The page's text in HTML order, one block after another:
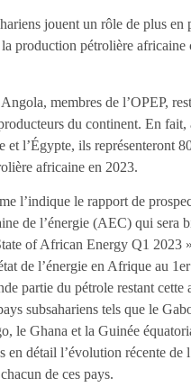
jouent un rôle de plus en
production pétrolière africaine
membres de l’OPEP,
du continent. En fait,
et l’Égypte, ils représenteront
africaine en 2023.
l’indique le rapport de
de l’énergie (AEC) qui sera
of African Energy Q1 2023 »
de l’énergie en Afrique au
partie du pétrole restant cette
subsahariens tels que le
le Ghana et la Guinée
en détail l’évolution récente de
de ces pays.